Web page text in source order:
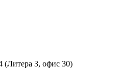
(Литера З, офис 30)